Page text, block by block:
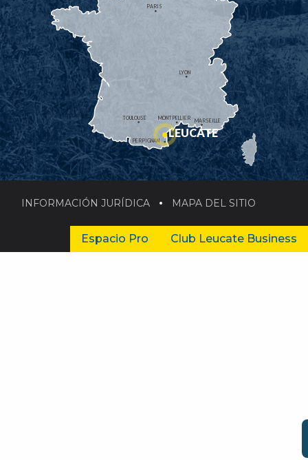
MONTPELLIER
PERPIGNAN
MARSEILLE
TOULOUSE
LYON
PARIS
LEUCATE
INFORMACIÓN JURÍDICA MAPA DEL SITIO
Espacio Pro Club Leucate Business